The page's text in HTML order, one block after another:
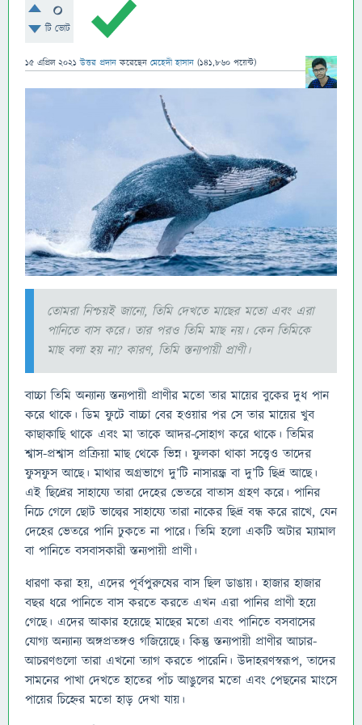
0
টি ভোট
15 এপ্রিল 2021 উত্তর প্রদান করেছেন মেহেদী হাসান (141,860 পয়েন্ট)
তোমরা নিশ্চয়ই জানো, তিমি দেখতে মাছের মতো এবং এরা
পানিতে বাস করে। তার পরও তিমি মাছ নয়। কেন তিমিকে
মাছ বলা হয় না? কারণ, তিমি স্তন্যপায়ী প্রাণী।
বাচ্চা তিমি অন্যান্য স্তন্যপায়ী প্রাণীর মতো তার মায়ের বুকের দুধ পান
করে থাকে। ডিম ফুটে বাচ্চা বের হওয়ার পর সে তার মায়ের খুব
কাছাকাছি থাকে এবং মা তাকে আদর-সোহাগ করে থাকে। তিমির
শ্বাস-প্রশ্বাস প্রক্রিয়া মাছ থেকে ভিন্ন। ফুলকা থাকা সত্ত্বেও তাদের
ফুসফুস আছে। মাথার অগ্রভাগে দু’টি নাসারন্ধ্র বা দু’টি ছিদ্র আছে।
এই ছিদ্রের সাহায্যে তারা দেহের ভেতরে বাতাস গ্রহণ করে। পানির
নিচে গেলে ছোট ভাল্বের সাহায্যে তারা নাকের ছিদ্র বন্ধ করে রাখে, যেন
দেহের ভেতরে পানি ঢুকতে না পারে। তিমি হলো একটি অটার ম্যামাল
বা পানিতে বসবাসকারী স্তন্যপায়ী প্রাণী।
ধারণা করা হয়, এদের পূর্বপুরুষের বাস ছিল ডাঙায়। হাজার হাজার
বছর ধরে পানিতে বাস করতে করতে এখন এরা পানির প্রাণী হয়ে
গেছে। এদের আকার হয়েছে মাছের মতো এবং পানিতে বসবাসের
যোগ্য অন্যান্য অঙ্গপ্রতঙ্গও গজিয়েছে। কিন্তু স্তন্যপায়ী প্রাণীর আচার-
আচরণগুলো তারা এখনো ত্যাগ করতে পারেনি। উদাহরণস্বরূপ, তাদের
সামনের পাখা দেখতে হাতের পাঁচ আঙুলের মতো এবং পেছনের মাংসে
পায়ের চিহ্নের মতো হাড় দেখা যায়।